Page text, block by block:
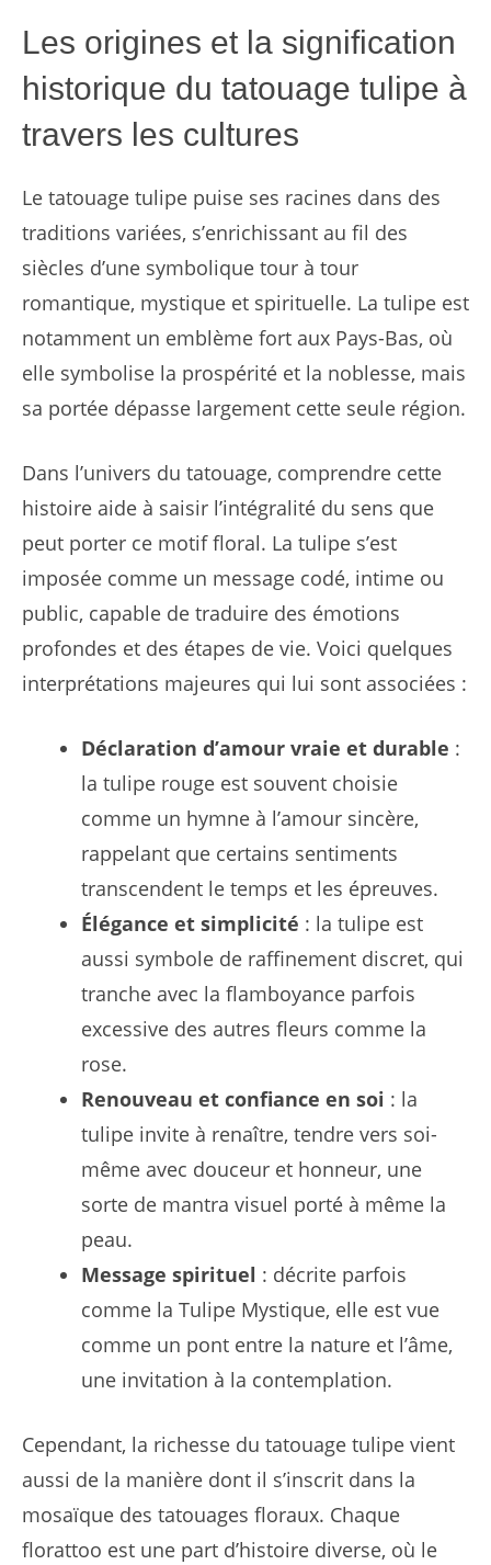
Les origines et la signification
historique du tatouage tulipe à
travers les cultures
Le tatouage tulipe puise ses racines dans des
traditions variées, s’enrichissant au fil des
siècles d’une symbolique tour à tour
romantique, mystique et spirituelle. La tulipe est
notamment un emblème fort aux Pays-Bas, où
elle symbolise la prospérité et la noblesse, mais
sa portée dépasse largement cette seule région.
Dans l’univers du tatouage, comprendre cette
histoire aide à saisir l’intégralité du sens que
peut porter ce motif floral. La tulipe s’est
imposée comme un message codé, intime ou
public, capable de traduire des émotions
profondes et des étapes de vie. Voici quelques
interprétations majeures qui lui sont associées :
Déclaration d’amour vraie et durable :
la tulipe rouge est souvent choisie
comme un hymne à l’amour sincère,
rappelant que certains sentiments
transcendent le temps et les épreuves.
Élégance et simplicité : la tulipe est
aussi symbole de raffinement discret, qui
tranche avec la flamboyance parfois
excessive des autres fleurs comme la
rose.
Renouveau et confiance en soi : la
tulipe invite à renaître, tendre vers soi-
même avec douceur et honneur, une
sorte de mantra visuel porté à même la
peau.
Message spirituel : décrite parfois
comme la Tulipe Mystique, elle est vue
comme un pont entre la nature et l’âme,
une invitation à la contemplation.
Cependant, la richesse du tatouage tulipe vient
aussi de la manière dont il s’inscrit dans la
mosaïque des tatouages floraux. Chaque
florattoo est une part d’histoire diverse, où le